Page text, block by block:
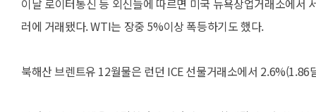
이날 로이터통신 등 외신들에 따르면 미국 뉴욕상업거래소에
러에 거래됐다. WTI는 장중 5%이상 폭등하기도 했다.
북해산 브렌트유 12월물은 런던 ICE 선물거래소에서